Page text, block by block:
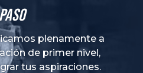
plenamente a
de primer nivel,
tus aspiraciones.